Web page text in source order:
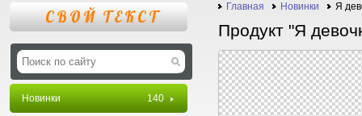
Главная Новинки Я
Продукт "Я
СВОЙ ТЕКСТ
Новинки 140